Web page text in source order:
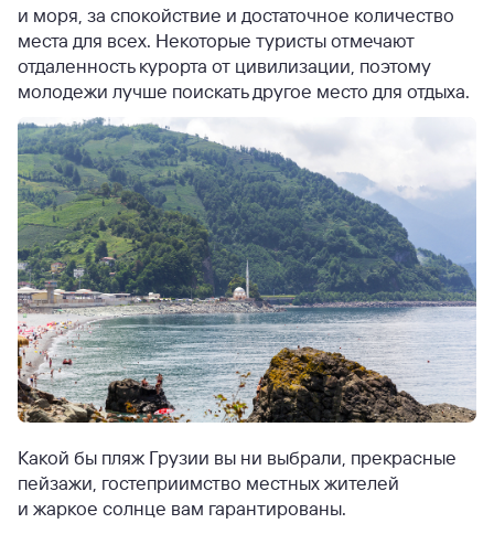
и моря, за спокойствие и достаточное количество
места для всех. Некоторые туристы отмечают
отдаленность курорта от цивилизации, поэтому
молодежи лучше поискать другое место для отдыха.
Какой бы пляж Грузии вы ни выбрали, прекрасные
пейзажи, гостеприимство местных жителей
и жаркое солнце вам гарантированы.